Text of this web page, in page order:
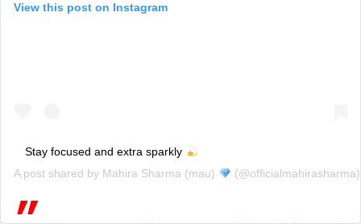
View this post on Instagram
Stay focused and extra sparkly
A post shared by Mahira Sharma (mau)